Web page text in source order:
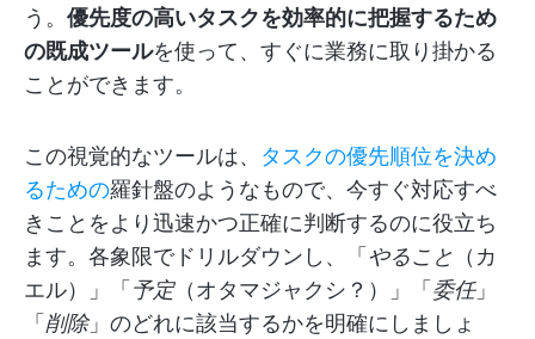
う。 優先度の高いタスクを効率的に把握するため
の既成ツールを使って、すぐに業務に取り掛かる
ことができます。
この視覚的なツールは、 タスクの優先順位を決め
るための羅針盤のようなもので、今すぐ対応すべ
きことをより迅速かつ正確に判断するのに役立ち
ます。各象限でドリルダウンし、「やること （カ
エル）」「予定（オタマジャクシ？）」「委任」
「削除」のどれに該当するかを明確にしましょ